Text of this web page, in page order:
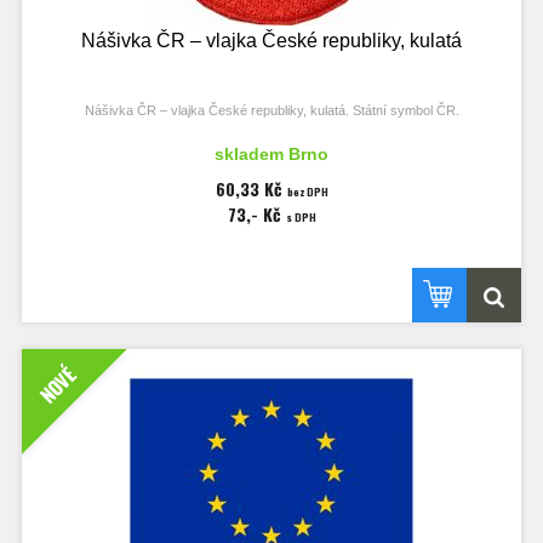
Nášivka ČR – vlajka České republiky, kulatá
Nášivka ČR – vlajka České republiky, kulatá. Státní symbol ČR.
doporučujeme přišít nebo přilepit.
Průměr kulaté nášivky 45 mm.
Klíčová slova: badge, patch, der Aufnäher, vlajka, flag, die Staatsflagge,
skladem Brno
60,33 Kč bez DPH
73,- Kč s DPH
NOVÉ